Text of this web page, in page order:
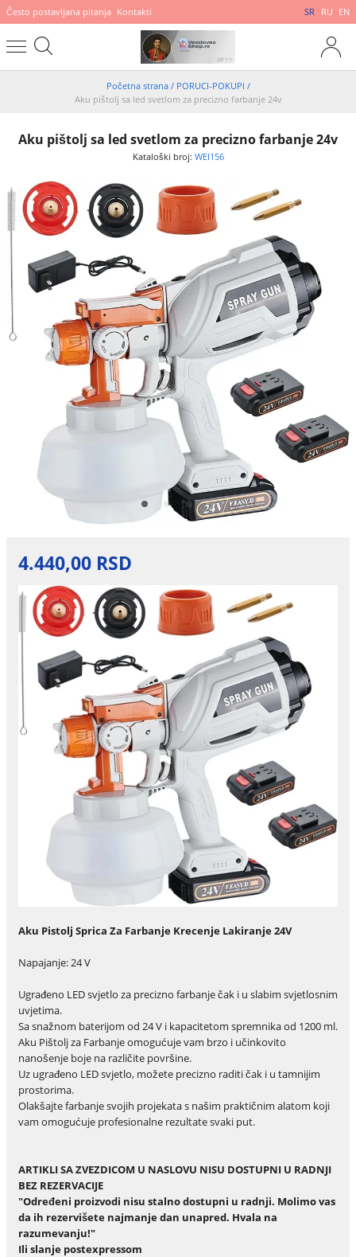
Često postavljana pitanja Kontakti SR RU EN
Početna strana / PORUCI-POKUPI /
Aku pištolj sa led svetlom za precizno farbanje 24v
Aku pištolj sa led svetlom za precizno farbanje 24v
Kataloški broj: WEI156
4.440,00 RSD
Aku Pistolj Sprica Za Farbanje Krecenje Lakiranje 24V
Napajanje: 24 V
Ugrađeno LED svjetlo za precizno farbanje čak i u slabim svjetlosnim
uvjetima.
Sa snažnom baterijom od 24 V i kapacitetom spremnika od 1200 ml.
Aku Pištolj za Farbanje omogućuje vam brzo i učinkovito
nanošenje boje na različite površine.
Uz ugrađeno LED svjetlo, možete precizno raditi čak i u tamnijim
prostorima.
Olakšajte farbanje svojih projekata s našim praktičnim alatom koji
vam omogućuje profesionalne rezultate svaki put.
ARTIKLI SA ZVEZDICOM U NASLOVU NISU DOSTUPNI U RADNJI
BEZ REZERVACIJE
"Određeni proizvodi nisu stalno dostupni u radnji. Molimo vas
da ih rezervišete najmanje dan unapred. Hvala na
razumevanju!"
Ili slanje postexpressom